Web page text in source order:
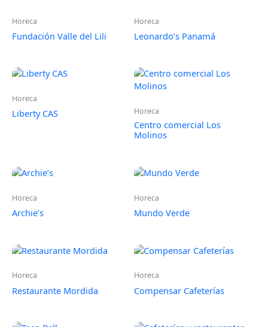
Horeca
Fundación Valle del Lili
Horeca
Leonardo’s Panamá
Horeca
Liberty CAS Horeca
Centro comercial Los
Molinos
Horeca
Archie’s
Horeca
Mundo Verde
Horeca
Restaurante Mordida
Horeca
Compensar Cafeterías